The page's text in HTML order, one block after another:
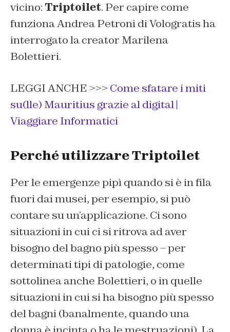
vicino: Triptoilet. Per capire come
funziona Andrea Petroni di Vologratis ha
interrogato la creator Marilena
Bolettieri.
LEGGI ANCHE >>> Come sfatare i miti
su(lle) Mauritius grazie al digital |
Viaggiare Informatici
Perché utilizzare Triptoilet
Per le emergenze pipì quando si è in fila
fuori dai musei, per esempio, si può
contare su un’applicazione. Ci sono
situazioni in cui ci si ritrova ad aver
bisogno del bagno più spesso – per
determinati tipi di patologie, come
sottolinea anche Bolettieri, o in quelle
situazioni in cui si ha bisogno più spesso
del bagni (banalmente, quando una